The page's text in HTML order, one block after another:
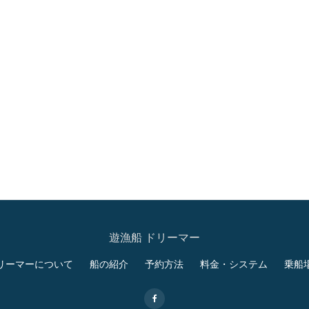
遊漁船 ドリーマー
ーマーについて 船の紹介 予約方法 料金・システム 乗船
-